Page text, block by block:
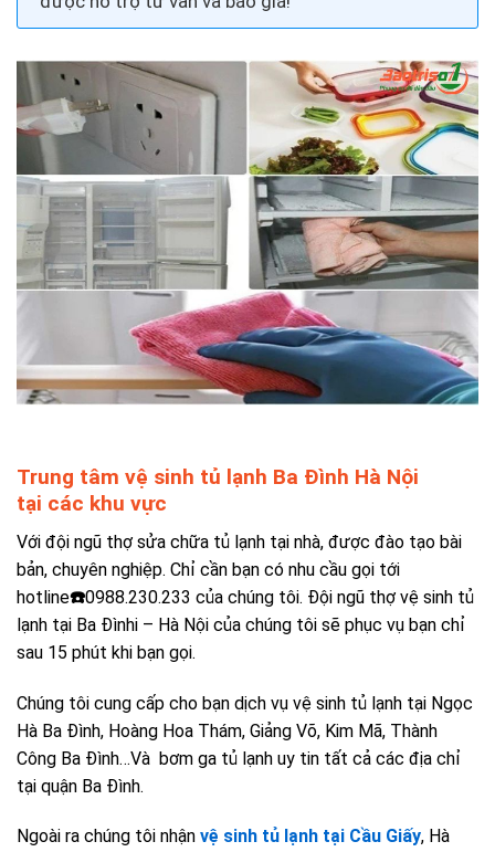
Trung tâm vệ sinh tủ lạnh Ba Đình Hà Nội
tại các khu vực
Với đội ngũ thợ sửa chữa tủ lạnh tại nhà, được đào tạo bài
bản, chuyên nghiệp. Chỉ cần bạn có nhu cầu gọi tới
hotline☎️0988.230.233 của chúng tôi. Đội ngũ thợ vệ sinh tủ
lạnh tại Ba Đìnhi – Hà Nội của chúng tôi sẽ phục vụ bạn chỉ
sau 15 phút khi bạn gọi.
Chúng tôi cung cấp cho bạn dịch vụ vệ sinh tủ lạnh tại Ngọc
Hà Ba Đình, Hoàng Hoa Thám, Giảng Võ, Kim Mã, Thành
Công Ba Đình…Và bơm ga tủ lạnh uy tin tất cả các địa chỉ
tại quận Ba Đình.
Ngoài ra chúng tôi nhận vệ sinh tủ lạnh tại Cầu Giấy, Hà